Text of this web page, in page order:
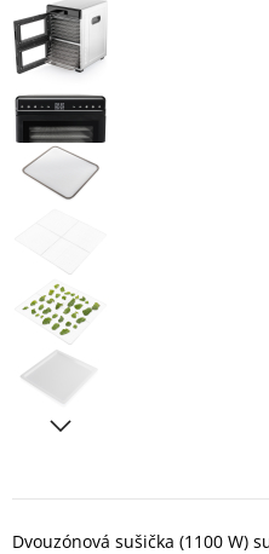
Dvouzónová sušička (1100 W)